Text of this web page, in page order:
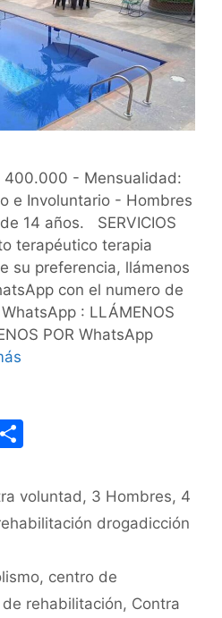
400.000 - Mensualidad:
e Involuntario - Hombres
14 años. SERVICIOS
terapéutico terapia
su preferencia, llámenos
con el numero de
: LLÁMENOS
POR WhatsApp
m
p
tir
voluntad , 3 Hombres, 4
drogadicción
, centro de
rehabilitación, Contra